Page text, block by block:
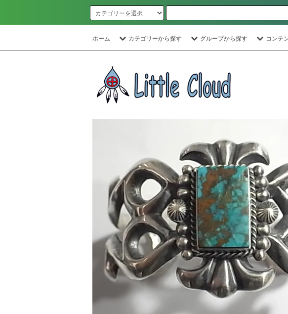
ホーム カテゴリーから探す グループから探す コンテ